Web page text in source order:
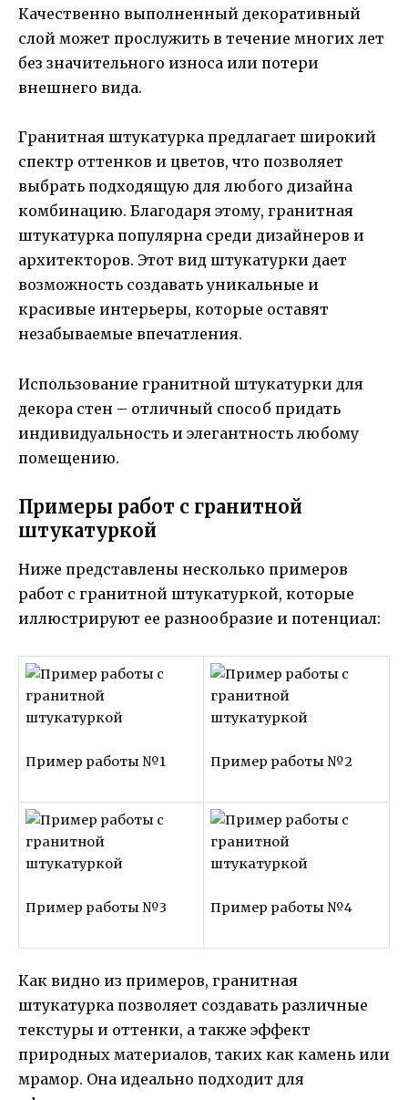
Качественно выполненный декоративный
слой может прослужить в течение многих лет
без значительного износа или потери
внешнего вида.
Гранитная штукатурка предлагает широкий
спектр оттенков и цветов, что позволяет
выбрать подходящую для любого дизайна
комбинацию. Благодаря этому, гранитная
штукатурка популярна среди дизайнеров и
архитекторов. Этот вид штукатурки дает
возможность создавать уникальные и
красивые интерьеры, которые оставят
незабываемые впечатления.
Использование гранитной штукатурки для
декора стен – отличный способ придать
индивидуальность и элегантность любому
помещению.
Примеры работ с гранитной
штукатуркой
Ниже представлены несколько примеров
работ с гранитной штукатуркой, которые
иллюстрируют ее разнообразие и потенциал:
Пример работы №1 Пример работы №2
Пример работы №3 Пример работы №4
Как видно из примеров, гранитная
штукатурка позволяет создавать различные
текстуры и оттенки, а также эффект
природных материалов, таких как камень или
мрамор. Она идеально подходит для